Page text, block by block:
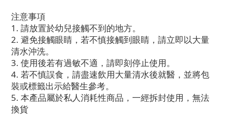
注意事項
1. 請放置於幼兒接觸不到的地方。
2. 避免接觸眼睛，若不慎接觸到眼睛，請立即以大量
清水沖洗。
3. 使用後若有過敏不適，請即刻停止使用。
4. 若不慎誤食，請盡速飲用大量清水後就醫，並將包
裝或標籤出示給醫生參考。
5. 本產品屬於私人消耗性商品，一經拆封使用，無法
換貨